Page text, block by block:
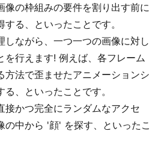
像の枠組みの要件を割り出す前に
る、といったことです。
しながら、一つ一つの画像に対し
を行えます! 例えば、各フレーム
方法で歪ませたアニメーションシ
、といったことです。
接かつ完全にランダムなアクセ
の中から '顔' を探す、といったこ